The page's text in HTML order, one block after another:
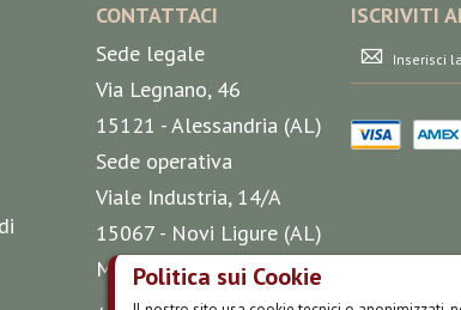
Politica sui Cookie
CONTATTACI
Sede legale
Via Legnano, 46
15121 - Alessandria (AL)
Sede operativa
Viale Industria, 14/A
15067 - Novi Ligure (AL)
Mappa
ISCRIVITI
Iscriviti
alla
nostra